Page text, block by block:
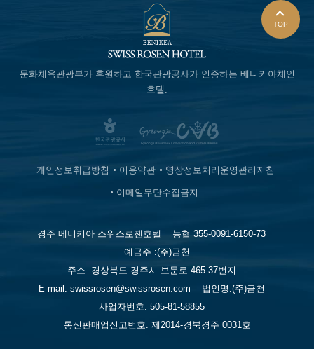
TOP
문화체육관광부가 후원하고 한국관광공사가 인증하는 베니키아체인
호텔.
개인정보취급방침 이용약관 영상정보처리운영관리지침
이메일무단수집금지
경주 베니키아 스위스로젠호텔
농협 355-0091-6150-73
예금주 :(주)금천
주소. 경상북도 경주시 보문로 465-37번지
E-mail. swissrosen@swissrosen.com
법인명.(주)금천
사업자번호. 505-81-58855
통신판매업신고번호. 제2014-경북경주 0031호